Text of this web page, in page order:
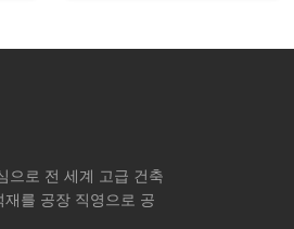
으로 전 세계 고급 건축
를 공장 직영으로 공